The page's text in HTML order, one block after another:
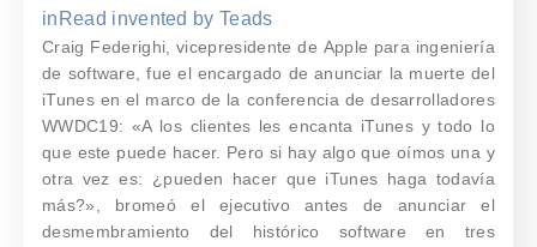
inRead invented by Teads
Craig Federighi, vicepresidente de Apple para ingeniería
de software, fue el encargado de anunciar la muerte del
iTunes en el marco de la conferencia de desarrolladores
WWDC19: «A los clientes les encanta iTunes y todo lo
que este puede hacer. Pero si hay algo que oímos una y
otra vez es: ¿pueden hacer que iTunes haga todavía
más?», bromeó el ejecutivo antes de anunciar el
desmembramiento del histórico software en tres